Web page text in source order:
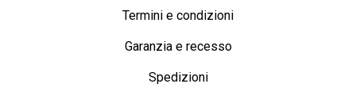
Termini e condizioni
Garanzia e recesso
Spedizioni